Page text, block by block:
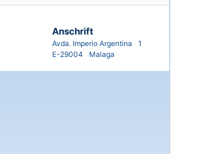
Anschrift
Avda. Imperio Argentina
1
E-29004
Malaga